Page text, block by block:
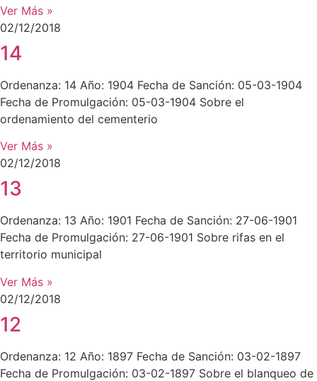
Ver Más »
02/12/2018
14
Ordenanza: 14 Año: 1904 Fecha de Sanción: 05-03-1904
Fecha de Promulgación: 05-03-1904 Sobre el
ordenamiento del cementerio
Ver Más »
02/12/2018
13
Ordenanza: 13 Año: 1901 Fecha de Sanción: 27-06-1901
Fecha de Promulgación: 27-06-1901 Sobre rifas en el
territorio municipal
Ver Más »
02/12/2018
12
Ordenanza: 12 Año: 1897 Fecha de Sanción: 03-02-1897
Fecha de Promulgación: 03-02-1897 Sobre el blanqueo de